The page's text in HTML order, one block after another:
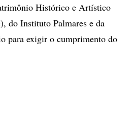
Histórico e Artístico
do Instituto Palmares e da
para exigir o cumprimento do